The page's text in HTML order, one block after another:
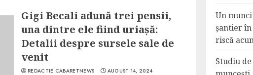
Gigi Becali adună trei pensii,
una dintre ele fiind uriașă:
Detalii despre sursele sale de
venit
REDACTIE CABARETNEWS AUGUST 14, 2024
Un
șantier
riscă
Studiu